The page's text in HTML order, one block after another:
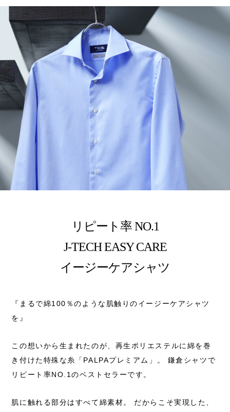
リピート率 NO.1
J-TECH EASY CARE
イージーケアシャツ
『まるで綿100％のような肌触りのイージーケアシャツ
を』
この想いから生まれたのが、 再生ポリエステルに綿を巻
き付けた特殊な糸「PALPAプレミアム」。
鎌倉シャツで
リピート率NO.1のベストセラーです。
肌に触れる部分はすべて綿素材。
だからこそ実現した、